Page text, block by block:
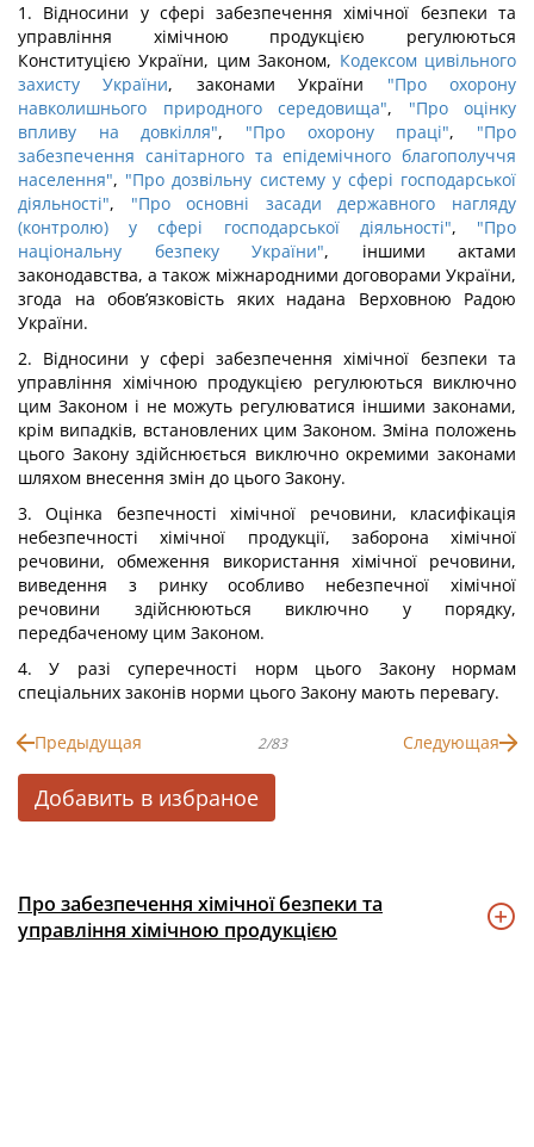
1. Відносини у сфері забезпечення хімічної безпеки та
управління хімічною продукцією регулюються
Конституцією України, цим Законом, Кодексом цивільного
захисту України, законами України "Про охорону
навколишнього природного середовища", "Про оцінку
впливу на довкілля", "Про охорону праці", "Про
забезпечення санітарного та епідемічного благополуччя
населення", "Про дозвільну систему у сфері господарської
діяльності", "Про основні засади державного нагляду
(контролю) у сфері господарської діяльності", "Про
національну безпеку України", іншими актами
законодавства, а також міжнародними договорами України,
згода на обов’язковість яких надана Верховною Радою
України.
2. Відносини у сфері забезпечення хімічної безпеки та
управління хімічною продукцією регулюються виключно
цим Законом і не можуть регулюватися іншими законами,
крім випадків, встановлених цим Законом. Зміна положень
цього Закону здійснюється виключно окремими законами
шляхом внесення змін до цього Закону.
3. Оцінка безпечності хімічної речовини, класифікація
небезпечності хімічної продукції, заборона хімічної
речовини, обмеження використання хімічної речовини,
виведення з ринку особливо небезпечної хімічної
речовини здійснюються виключно у порядку,
передбаченому цим Законом.
4. У разі суперечності норм цього Закону нормам
спеціальних законів норми цього Закону мають перевагу.
Предыдущая 2/83 Следующая
Добавить в избраное
Про забезпечення хімічної безпеки та
управління хімічною продукцією